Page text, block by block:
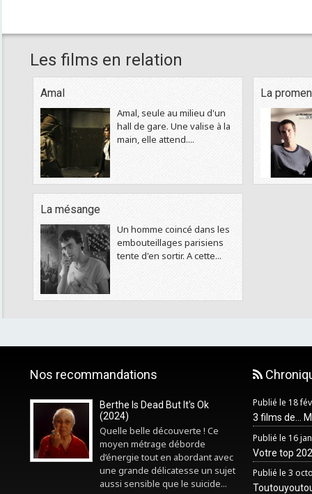
Les films en relation
Amal
Amal, seule au milieu d'un
hall de gare. Une valise à la
main, elle attend....
La
La mésange
Un homme coincé dans les
embouteillages parisiens
tente d'en sortir. A cette...
Nos recommandations
Berthe Is Dead But It's Ok
(2024)
Quelle belle découverte ! Ce
moyen métrage déborde
d’énergie tout en abordant avec
une grande délicatesse un sujet
aussi sensible que le suicide...
Publié le 18
3 films de...
Publié le 16
Votre top
Publié le 3